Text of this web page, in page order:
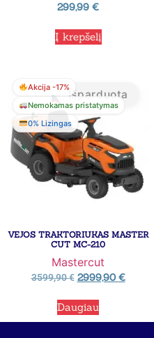
299,99 €
Į krepšelį
Akcija -17%
Nemokamas pristatymas
0% Lizingas
Išparduota
VEJOS TRAKTORIUKAS MASTER
CUT MC-210
Mastercut
3599,90€ 2999,90€
Daugiau